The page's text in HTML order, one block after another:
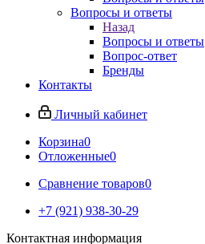
Вопросы и ответы
Назад
Вопросы и ответы
Вопрос-ответ
Бренды
Контакты
Личный кабинет
Корзина0
Отложенные0
Сравнение товаров0
+7 (921) 938-30-29
Контактная информация